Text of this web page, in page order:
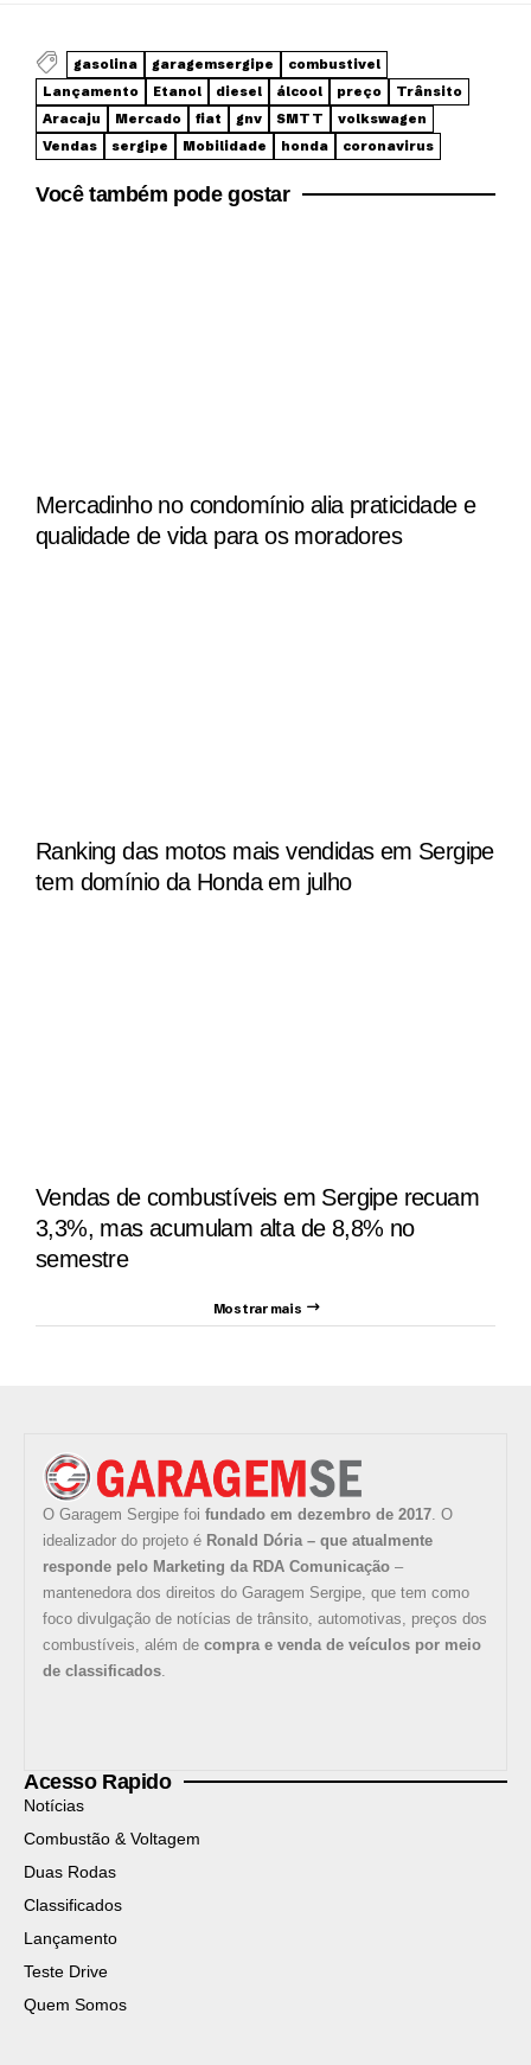
gasolina garagemsergipe
combustivel
Lançamento
Etanol diesel álcool preço
Trânsito
Aracaju
Mercado fiat gnv SMTT
volkswagen
Vendas
sergipe Mobilidade honda coronavirus
Você também pode gostar
Mercadinho no condomínio alia praticidade e
qualidade de vida para os moradores
Ranking das motos mais vendidas em Sergipe
tem domínio da Honda em julho
Vendas de combustíveis em Sergipe recuam
3,3%, mas acumulam alta de 8,8% no
semestre
Mostrar mais
O Garagem Sergipe foi fundado em dezembro de 2017 . O
idealizador do projeto é Ronald Dória – que atualmente
responde pelo Marketing da RDA Comunicação –
mantenedora dos direitos do Garagem Sergipe, que tem como
foco divulgação de notícias de trânsito, automotivas, preços dos
combustíveis, além de compra e venda de veículos por meio
de classificados
Acesso Rapido
Notícias
Combustão & Voltagem
Duas Rodas
Classificados
Lançamento
Teste Drive
Quem Somos